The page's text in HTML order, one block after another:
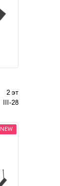
2 эт
III-28
NEW